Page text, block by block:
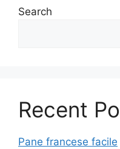
Search
Recent
Pane francese facile